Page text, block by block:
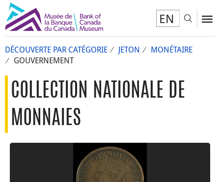
EN
DÉCOUVERTE PAR CATÉGORIE JETON
MONÉTAIRE
GOUVERNEMENT
COLLECTION NATIONALE DE
MONNAIES